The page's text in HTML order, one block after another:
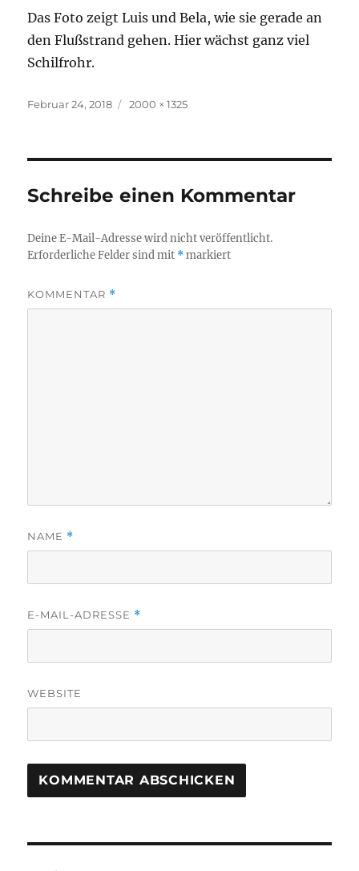
Das Foto zeigt Luis und Bela, wie sie gerade an
den Flußstrand gehen. Hier wächst ganz viel
Schilfrohr.
Veröffentlicht
Februar 24, 2018 Originalgröße
2000 × 1325
Schreibe einen Kommentar
Deine E-Mail-Adresse wird nicht veröffentlicht.
Erforderliche Felder sind mit *markiert
KOMMENTAR *
NAME *
E-MAIL-ADRESSE *
WEBSITE